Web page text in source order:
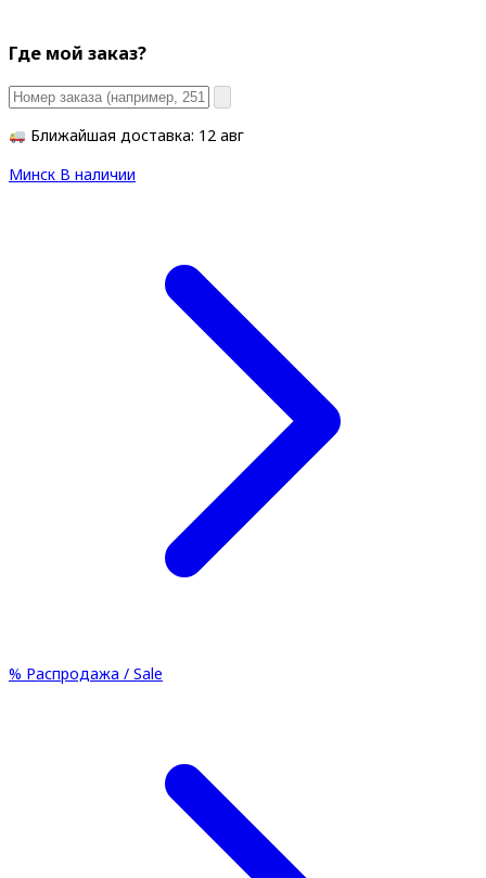
Где мой заказ?
Ближайшая доставка: 12 авг
Минск В наличии
% Распродажа / Sale